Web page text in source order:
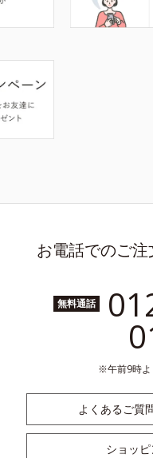
お電話でのご
無料通話
午前9時
よくあるご質
ショッ